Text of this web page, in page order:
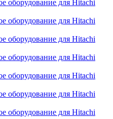
оборудование для Hitachi
оборудование для Hitachi
оборудование для Hitachi
оборудование для Hitachi
оборудование для Hitachi
оборудование для Hitachi
оборудование для Hitachi